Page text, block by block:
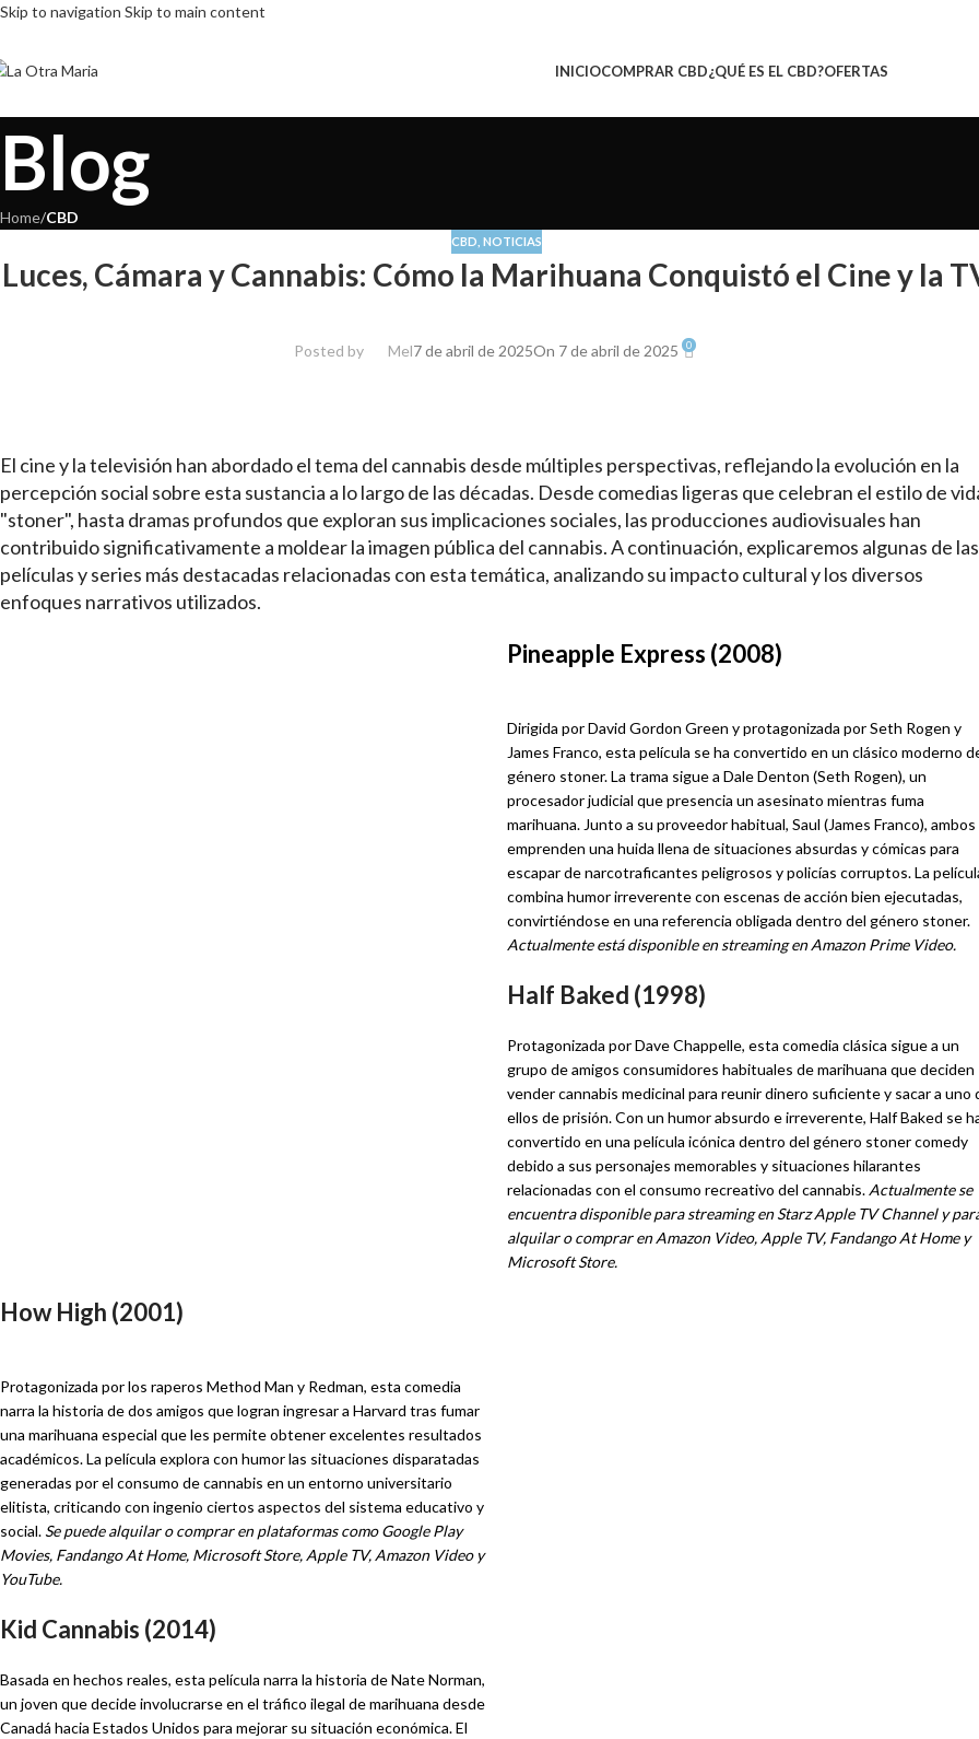
Skip to navigation Skip to main content
INICIOCOMPRAR CBD¿QUÉ ES EL CBD?OFERTAS
Blog
Home/CBD
CBD NOTICIAS
Luces, Cámara y Cannabis: Cómo la Marihuana Conquistó el Cine y la
Posted by Mel7 de abril de 2025On 7 de abril de 2025 0
El cine y la televisión han abordado el tema del cannabis desde múltiples perspectivas, reflejando la evolución en la
percepción social sobre esta sustancia a lo largo de las décadas. Desde comedias ligeras que celebran el estilo de
"stoner", hasta dramas profundos que exploran sus implicaciones sociales, las producciones audiovisuales han
contribuido significativamente a moldear la imagen pública del cannabis. A continuación, explicaremos algunas de las
películas y series más destacadas relacionadas con esta temática, analizando su impacto cultural y los diversos
enfoques narrativos utilizados.
Pineapple Express (2008)
Dirigida por David Gordon Green y protagonizada por Seth Rogen y
James Franco, esta película se ha convertido en un clásico moderno
género stoner. La trama sigue a Dale Denton (Seth Rogen), un
procesador judicial que presencia un asesinato mientras fuma
marihuana. Junto a su proveedor habitual, Saul (James Franco), ambos
emprenden una huida llena de situaciones absurdas y cómicas para
escapar de narcotraficantes peligrosos y policías corruptos. La
combina humor irreverente con escenas de acción bien ejecutadas,
convirtiéndose en una referencia obligada dentro del género stoner.
Actualmente está disponible en streaming en Amazon Prime Video.
Half Baked (1998)
Protagonizada por Dave Chappelle, esta comedia clásica sigue a un
grupo de amigos consumidores habituales de marihuana que deciden
vender cannabis medicinal para reunir dinero suficiente y sacar a uno
ellos de prisión. Con un humor absurdo e irreverente, Half Baked se
convertido en una película icónica dentro del género stoner comedy
debido a sus personajes memorables y situaciones hilarantes
relacionadas con el consumo recreativo del cannabis. Actualmente se
encuentra disponible para streaming en Starz Apple TV Channel y
alquilar o comprar en Amazon Video, Apple TV, Fandango At Home y
Microsoft Store.
How High (2001)
Protagonizada por los raperos Method Man y Redman, esta comedia
narra la historia de dos amigos que logran ingresar a Harvard tras fumar
una marihuana especial que les permite obtener excelentes resultados
académicos. La película explora con humor las situaciones disparatadas
generadas por el consumo de cannabis en un entorno universitario
elitista, criticando con ingenio ciertos aspectos del sistema educativo y
social. Se puede alquilar o comprar en plataformas como Google Play
Movies, Fandango At Home, Microsoft Store, Apple TV, Amazon Video y
YouTube.
Kid Cannabis (2014)
Basada en hechos reales, esta película narra la historia de Nate Norman,
un joven que decide involucrarse en el tráfico ilegal de marihuana desde
Canadá hacia Estados Unidos para mejorar su situación económica. El